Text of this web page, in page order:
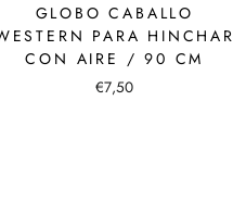
GLOBO CABALLO
PARA HINCHAR
CON AIRE / 90 CM
€7,50